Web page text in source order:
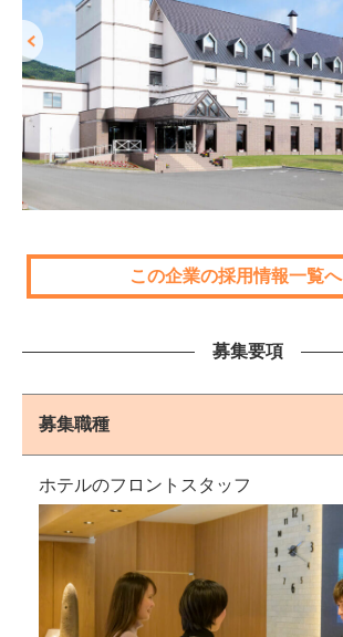
この企業の採用情報一覧へ
募集要項
募集職種
ホテルのフロントスタッフ